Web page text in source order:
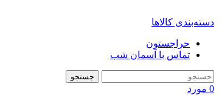
دسته‌بندی کالاها
حراجستون
تماس با آسمان شب
جستجو
0 مورد